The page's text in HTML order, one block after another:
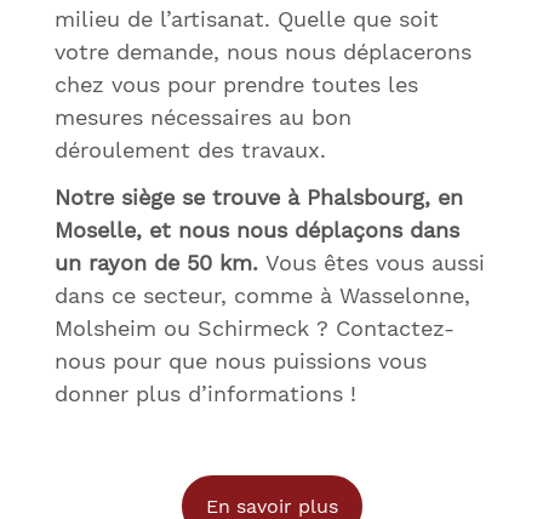
milieu de l’artisanat. Quelle que soit
votre demande, nous nous déplacerons
chez vous pour prendre toutes les
mesures nécessaires au bon
déroulement des travaux.
Notre siège se trouve à Phalsbourg, en
Moselle, et nous nous déplaçons dans
un rayon de 50 km. Vous êtes vous aussi
dans ce secteur, comme à Wasselonne,
Molsheim ou Schirmeck ? Contactez-
nous pour que nous puissions vous
donner plus d’informations !
En savoir plus